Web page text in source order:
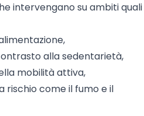
intervengano su ambiti quali
alla sedentarietà,
mobilità attiva,
rischio come il fumo e il